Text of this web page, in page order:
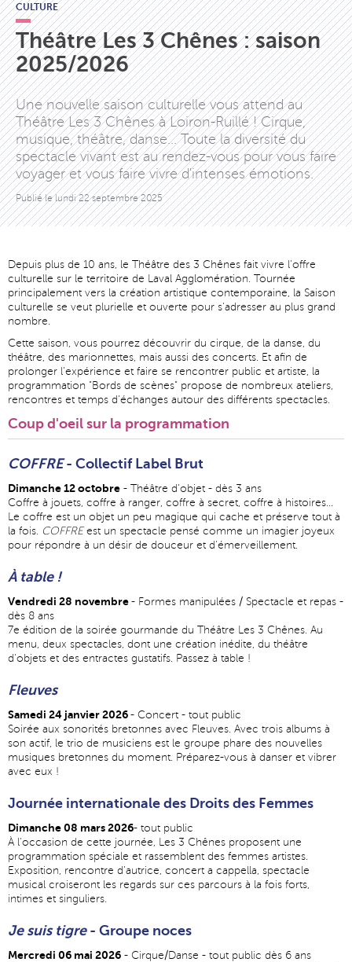
CULTURE
Théâtre Les 3 Chênes : saison
2025/2026
Une nouvelle saison culturelle vous attend au
Théâtre Les 3 Chênes à Loiron-Ruillé ! Cirque,
musique, théâtre, danse... Toute la diversité du
spectacle vivant est au rendez-vous pour vous faire
voyager et vous faire vivre d'intenses émotions.
Publié lelundi 22 septembre 2025
Depuis plus de 10 ans, le Théâtre des 3 Chênes fait vivre l'offre
culturelle sur le territoire de Laval Agglomération. Tournée
principalement vers la création artistique contemporaine, la Saison
culturelle se veut plurielle et ouverte pour s'adresser au plus grand
nombre.
Cette saison, vous pourrez découvrir du cirque, de la danse, du
théâtre, des marionnettes, mais aussi des concerts. Et afin de
prolonger l'expérience et faire se rencontrer public et artiste, la
programmation "Bords de scènes" propose de nombreux ateliers,
rencontres et temps d'échanges autour des différents spectacles.
Coup d'oeil sur la programmation
COFFRE- Collectif Label Brut
Dimanche 12 octobre - Théâtre d'objet - dès 3 ans
Coffre à jouets, coffre à ranger, coffre à secret, coffre à histoires...
Le coffre est un objet un peu magique qui cache et préserve tout à
la fois. COFFREest un spectacle pensé comme un imagier joyeux
pour répondre à un désir de douceur et d'émerveillement.
À table !
Vendredi 28 novembre - Formes manipulées / Spectacle et repas -
dès 8 ans
7e édition de la soirée gourmande du Théâtre Les 3 Chênes. Au
menu, deux spectacles, dont une création inédite, du théâtre
d'objets et des entractes gustatifs. Passez à table !
Fleuves
Samedi 24 janvier 2026 - Concert - tout public
Soirée aux sonorités bretonnes avec Fleuves. Avec trois albums à
son actif, le trio de musiciens est le groupe phare des nouvelles
musiques bretonnes du moment. Préparez-vous à danser et vibrer
avec eux !
Journée internationale des Droits des Femmes
Dimanche 08 mars 2026- tout public
À l'occasion de cette journée, Les 3 Chênes proposent une
programmation spéciale et rassemblent des femmes artistes.
Exposition, rencontre d'autrice, concert a cappella, spectacle
musical croiseront les regards sur ces parcours à la fois forts,
intimes et singuliers.
Je suis tigre- Groupe noces
Mercredi 06 mai 2026 - Cirque/Danse - tout public dès 6 ans